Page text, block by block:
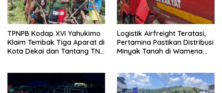
TPNPB Kodap XVI Yahukimo
Klaim Tembak Tiga Aparat di
Kota Dekai dan Tantang TNI-
Logistik Airfreight Teratasi,
Pertamina Pastikan Distribusi
Minyak Tanah di Wamena